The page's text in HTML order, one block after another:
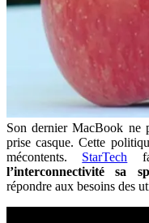
Son dernier MacBook ne
prise casque. Cette
mécontents. StarTech
l’interconnectivité sa
répondre aux besoins des